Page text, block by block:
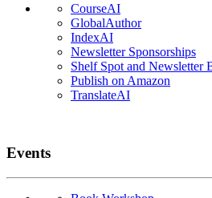
CourseAI
GlobalAuthor
IndexAI
Newsletter Sponsorships
Shelf Spot and Newsletter
Publish on Amazon
TranslateAI
Events